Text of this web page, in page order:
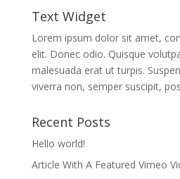
Text Widget
Lorem ipsum dolor sit amet,
elit. Donec odio. Quisque
malesuada erat ut turpis.
viverra non, semper suscipit,
Recent Posts
Hello world!
Article With A Featured Vimeo